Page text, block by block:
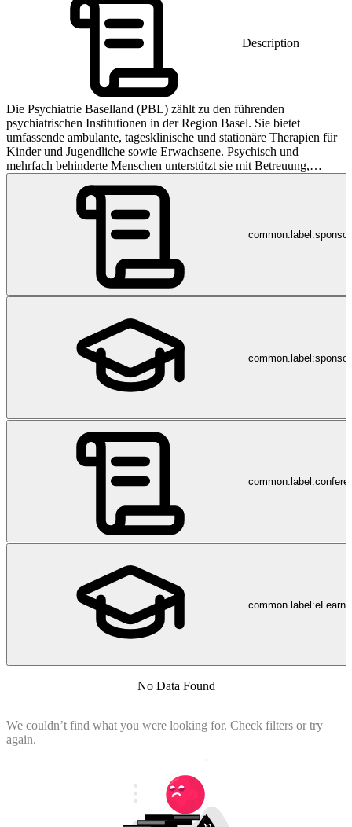
Description
Die Psychiatrie Baselland (PBL) zählt zu den führenden
psychiatrischen Institutionen in der Region Basel. Sie bietet
umfassende ambulante, tagesklinische und stationäre Therapien für
Kinder und Jugendliche sowie Erwachsene. Psychisch und
mehrfach behinderte Menschen unterstützt sie mit Betreuung,
Beherbergung und Arbeitsintegration (www.inclusioplus.ch).
Zudem führt sie das arbeitspsychiatrische Kompetenzzentrum
WorkMed (www.workmed.ch). Die PBL beschäftigt an mehreren
Standorten im Kanton Basel-Landschaft mehr als 1‘300
Mitarbeitende und behandelt, betreut und berät pro Jahr über 15‘000
No Data Found
We couldn’t find what you were looking for. Check filters or try
again.